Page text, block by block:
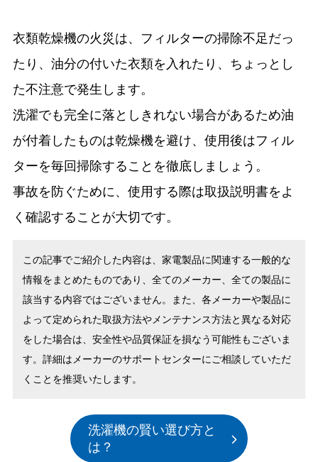
衣類乾燥機の火災は、フィルターの掃除不足だっ
たり、油分の付いた衣類を入れたり、ちょっとし
た不注意で発生します。
洗濯でも完全に落としきれない場合があるため油
が付着したものは乾燥機を避け、使用後はフィル
ターを毎回掃除することを徹底しましょう。
事故を防ぐために、使用する際は取扱説明書をよ
く確認することが大切です。
この記事でご紹介した内容は、家電製品に関連する一般的な
情報をまとめたものであり、全てのメーカー、全ての製品に
該当する内容ではございません。また、各メーカーや製品に
よって定められた取扱方法やメンテナンス方法と異なる対応
をした場合は、安全性や品質保証を損なう可能性もございま
す。詳細はメーカーのサポートセンターにご相談していただ
くことを推奨いたします。
洗濯機の賢い選び方と
は？